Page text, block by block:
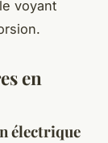
voyant
en
électrique